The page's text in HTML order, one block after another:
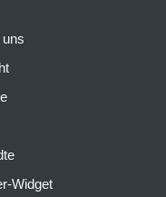
Widget